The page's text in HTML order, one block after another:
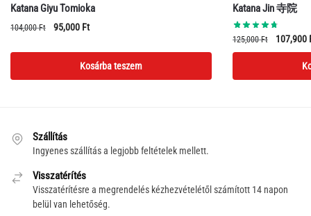
Katana Giyu Tomioka
104,000Ft
Original
104,000 Ft.
95,000 FtCurrent
95,000 Ft.
Kosárba teszem
Katana Jin 寺院
125,000Ft
Original
price
107,900
Szállítás
Ingyenes szállítás a legjobb feltételek mellett.
Visszatérítés
Visszatérítésre a megrendelés kézhezvételétől számított 14 napon
belül van lehetőség.